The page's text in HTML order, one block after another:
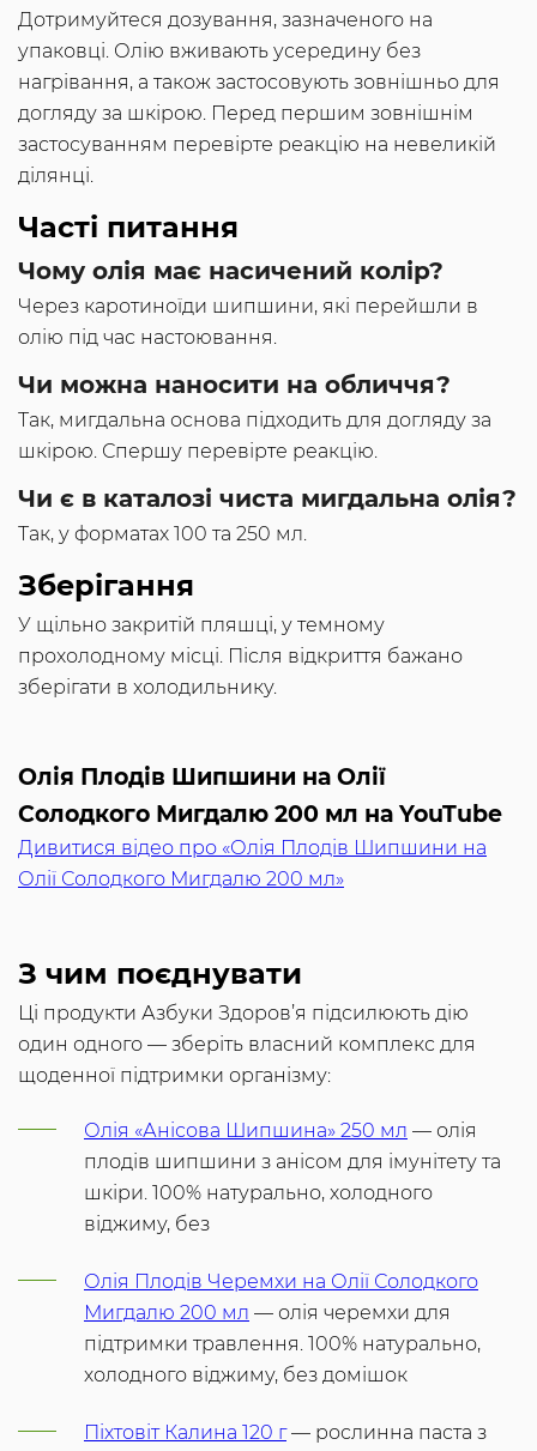
Дотримуйтеся дозування, зазначеного на
упаковці. Олію вживають усередину без
нагрівання, а також застосовують зовнішньо для
догляду за шкірою. Перед першим зовнішнім
застосуванням перевірте реакцію на невеликій
ділянці.
Часті питання
Чому олія має насичений колір?
Через каротиноїди шипшини, які перейшли в
олію під час настоювання.
Чи можна наносити на обличчя?
Так, мигдальна основа підходить для догляду за
шкірою. Спершу перевірте реакцію.
Чи є в каталозі чиста мигдальна олія?
Так, у форматах 100 та 250 мл.
Зберігання
У щільно закритій пляшці, у темному
прохолодному місці. Після відкриття бажано
зберігати в холодильнику.
Олія Плодів Шипшини на Олії
Солодкого Мигдалю 200 мл на YouTube
Дивитися відео про «Олія Плодів Шипшини на
Олії Солодкого Мигдалю 200 мл»
З чим поєднувати
Ці продукти Азбуки Здоров’я підсилюють дію
один одного — зберіть власний комплекс для
щоденної підтримки організму:
Олія «Анісова Шипшина» 250 мл — олія
плодів шипшини з анісом для імунітету та
шкіри. 100% натурально, холодного
віджиму, без
Олія Плодів Черемхи на Олії Солодкого
Мигдалю 200 мл — олія черемхи для
підтримки травлення. 100% натурально,
холодного віджиму, без домішок
Піхтовіт Калина 120 г— рослинна паста з